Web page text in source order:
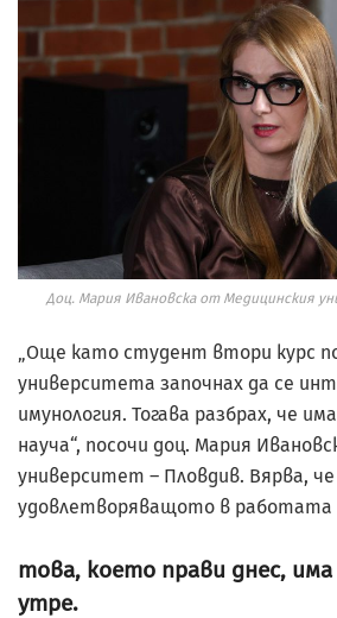
Доц. Мария Ивановска от Медицинския
„Още като студент втори курс
университета започнах да се
имунология. Тогава разбрах, че
науча“, посочи доц. Мария
университет – Пловдив. Вярва,
удовлетворяващото в работата
това, което прави днес,
утре.